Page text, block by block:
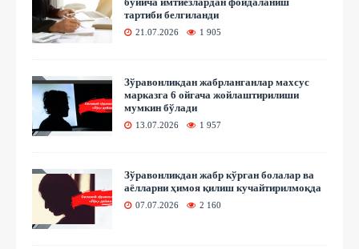
тартиби белгиланди
21.07.2026 1 905
Зўравонликдан жабрланганлар махсус
марказга 6 ойгача жойлаштирилиши
мумкин бўлади
13.07.2026 1 957
Зўравонликдан жабр кўрган болалар ва
аёлларни ҳимоя қилиш кучайтирилмоқда
07.07.2026 2 160